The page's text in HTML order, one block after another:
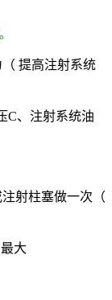
提高注射系统
C、注射系统油
射柱塞做一次（
大